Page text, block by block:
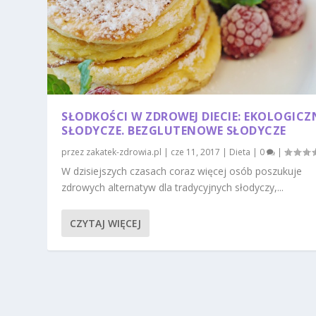
SŁODKOŚCI W ZDROWEJ DIECIE:
SŁODYCZE. BEZGLUTENOWE SŁODYCZE
przez zakatek-zdrowia.pl | cze 11, 2017 | Dieta | 0 |
W dzisiejszych czasach coraz więcej osób poszukuje
zdrowych alternatyw dla tradycyjnych słodyczy,...
CZYTAJ WIĘCEJ